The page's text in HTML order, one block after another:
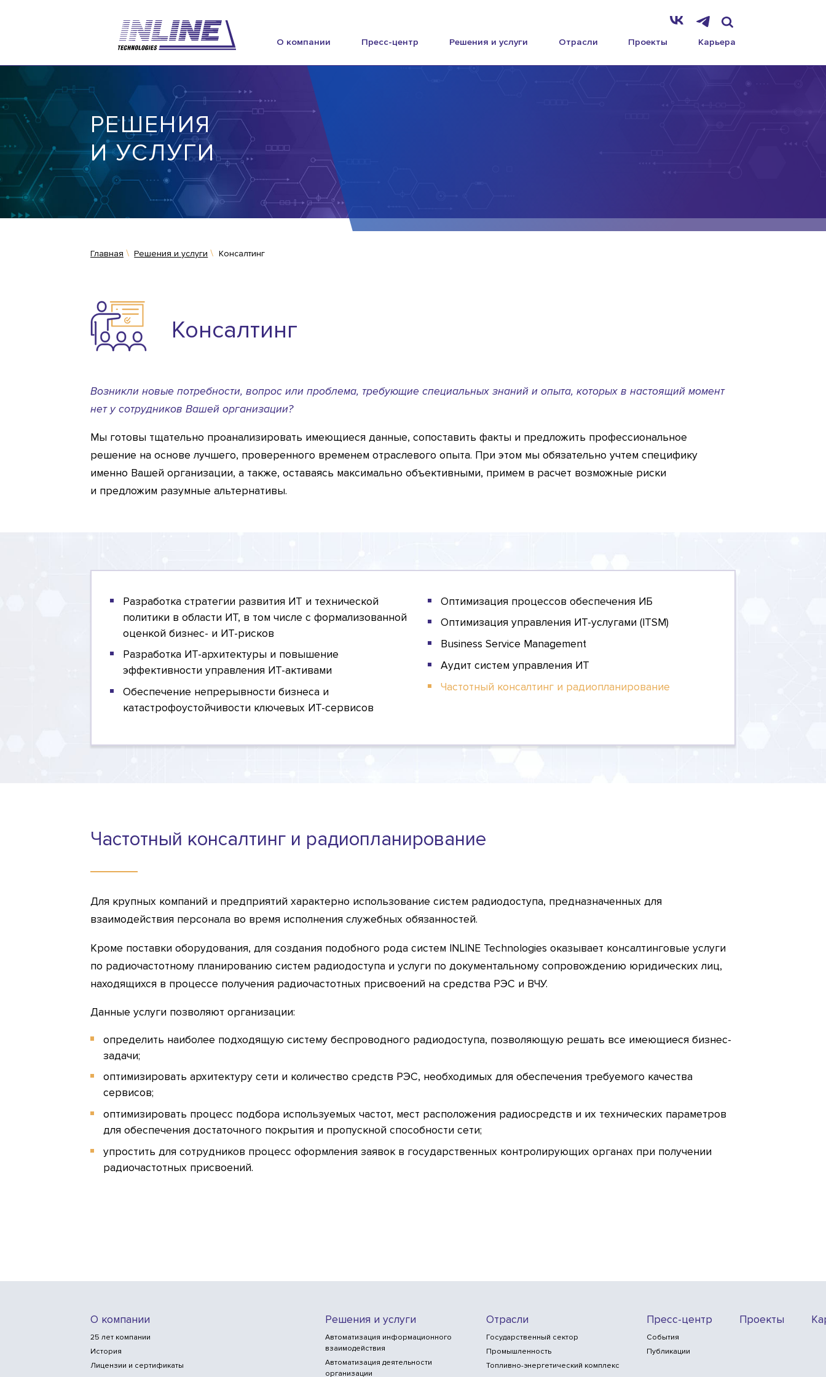
О компании Пресс-центр Решения и услуги Отрасли Проекты Карьера
РЕШЕНИЯ
И УСЛУГИ
Главная Решения и услуги Консалтинг
Консалтинг
Возникли новые потребности, вопрос или проблема, требующие специальных знаний и опыта, которых в настоящий момент
нет у сотрудников Вашей организации?
Мы готовы тщательно проанализировать имеющиеся данные, сопоставить факты и предложить профессиональное
решение на основе лучшего, проверенного временем отраслевого опыта. При этом мы обязательно учтем специфику
именно Вашей организации, а также, оставаясь максимально объективными, примем в расчет возможные риски
и предложим разумные альтернативы.
Разработка стратегии развития ИТ и технической
политики в области ИТ, в том числе с формализованной
оценкой бизнес- и ИТ-рисков
Разработка ИТ-архитектуры и повышение
эффективности управления ИТ-активами
Обеспечение непрерывности бизнеса и
катастрофоустойчивости ключевых ИТ-сервисов
Оптимизация процессов обеспечения ИБ
Оптимизация управления ИТ-услугами (ITSM)
Business Service Management
Аудит систем управления ИТ
Частотный консалтинг и радиопланирование
Частотный консалтинг и радиопланирование
Для крупных компаний и предприятий характерно использование систем радиодоступа, предназначенных для
взаимодействия персонала во время исполнения служебных обязанностей.
Кроме поставки оборудования, для создания подобного рода систем INLINE Technologies оказывает консалтинговые услуги
по радиочастотному планированию систем радиодоступа и услуги по документальному сопровождению юридических лиц,
находящихся в процессе получения радиочастотных присвоений на средства РЭС и ВЧУ.
Данные услуги позволяют организации:
определить наиболее подходящую систему беспроводного радиодоступа, позволяющую решать все имеющиеся бизнес-
задачи;
оптимизировать архитектуру сети и количество средств РЭС, необходимых для обеспечения требуемого качества
сервисов;
оптимизировать процесс подбора используемых частот, мест расположения радиосредств и их технических параметров
для обеспечения достаточного покрытия и пропускной способности сети;
упростить для сотрудников процесс оформления заявок в государственных контролирующих органах при получении
радиочастотных присвоений.
О компании
25 лет компании
История
Лицензии и сертификаты
Решения и услуги
Автоматизация информационного
взаимодействия
Автоматизация деятельности
организации
Отрасли
Государственный сектор
Промышленность
Топливно-энергетический комплекс
Пресс-центр
События
Публикации
Проекты